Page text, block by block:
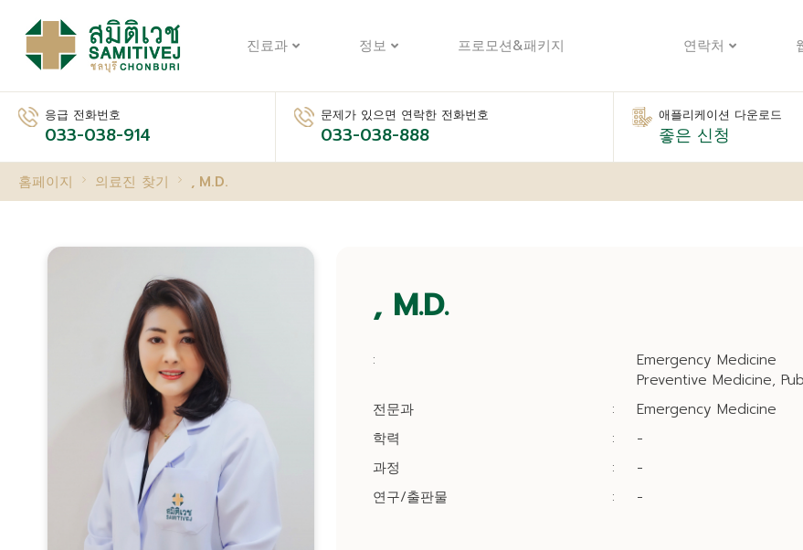
진료과 정보 프로모션&패키지 연락처
응급 전화번호
033-038-914
문제가 있으면 연락한 전화번호
033-038-888
애플리케이션 다운로드
좋은 신청
홈페이지 의료진 찾기 , M.D.
, M.D.
:
Emergency Medicine
Preventive Medicine,
전문과
:
Emergency Medicine
학력
:
-
과정
:
-
연구/출판물
: -